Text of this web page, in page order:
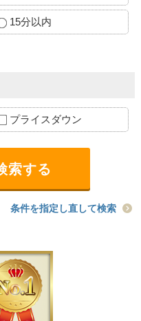
15分以内
プライスダウン
条件を指定し直して検索